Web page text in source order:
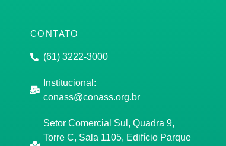
CONTATO
(61) 3222-3000
Institucional:
conass@conass.org.br
Setor Comercial Sul, Quadra 9,
Torre C, Sala 1105, Edifício Parque